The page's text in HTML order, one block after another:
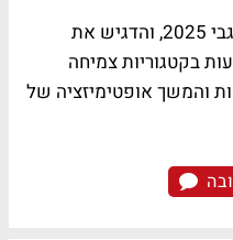
קוטלר הביע אופטימיות זהירה לגבי 2025, והדגיש את
בקטגוריות צמיחה
והמשך אופטימיזציה של